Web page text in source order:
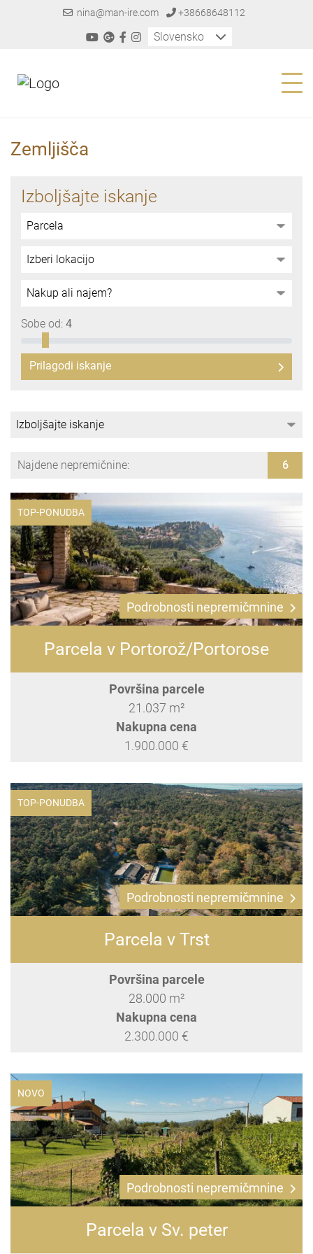
nina@man-ire.com +38668648112
Slovensko
Zemljišča
Najdene nepremičnine: 6
TOP-PONUDBA
Podrobnosti nepremičmnine
Parcela v Portorož/Portorose
Površina parcele
21.037 m²
Nakupna cena
1.900.000 €
TOP-PONUDBA
Podrobnosti nepremičmnine
Parcela v Trst
Površina parcele
28.000 m²
Nakupna cena
2.300.000 €
NOVO
Podrobnosti nepremičmnine
Parcela v Sv. peter
Izboljšajte iskanje
Sobe od: 4
Prilagodi iskanje